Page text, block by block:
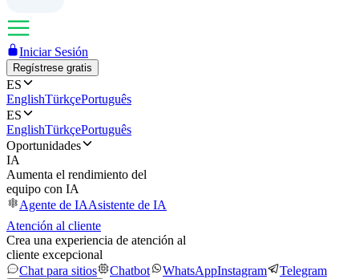
Iniciar Sesión
Regístrese gratis
ES
EnglishTürkçePortuguês
ES
EnglishTürkçePortuguês
Oportunidades
IA
Aumenta el rendimiento del
equipo con IA
Agente de IAAsistente de IA
Atención al cliente
Crea una experiencia de atención al
cliente excepcional
Chat para sitios
Chatbot WhatsAppInstagram Telegram